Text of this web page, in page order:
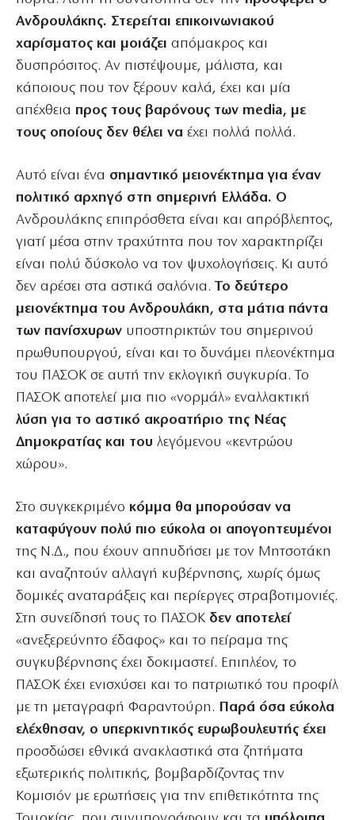
Ανδρουλάκης. Στερείται επικοινωνιακού
χαρίσματος και μοιάζει απόμακρος και
δυσπρόσιτος. Αν πιστέψουμε, μάλιστα, και
κάποιους που τον ξέρουν καλά, έχει και μία
απέχθεια προς τους βαρόνους των media, με
τους οποίους δεν θέλει να έχει πολλά πολλά.
Αυτό είναι ένα σημαντικό μειονέκτημα για έναν
πολιτικό αρχηγό στη σημερινή Ελλάδα. Ο
Ανδρουλάκης επιπρόσθετα είναι και απρόβλεπτος,
γιατί μέσα στην τραχύτητα που τον χαρακτηρίζει
είναι πολύ δύσκολο να τον ψυχολογήσεις. Κι αυτό
δεν αρέσει στα αστικά σαλόνια. Το δεύτερο
μειονέκτημα του Ανδρουλάκη, στα μάτια πάντα
των πανίσχυρων υποστηρικτών του σημερινού
πρωθυπουργού, είναι και το δυνάμει πλεονέκτημα
του ΠΑΣΟΚ σε αυτή την εκλογική συγκυρία. Το
ΠΑΣΟΚ αποτελεί μια πιο «νορμάλ» εναλλακτική
λύση για το αστικό ακροατήριο της Νέας
Δημοκρατίας και του λεγόμενου «κεντρώου
χώρου».
Στο συγκεκριμένο κόμμα θα μπορούσαν να
καταφύγουν πολύ πιο εύκολα οι απογοητευμένοι
της Ν.Δ., που έχουν απηυδήσει με τον Μητσοτάκη
και αναζητούν αλλαγή κυβέρνησης, χωρίς όμως
δομικές αναταράξεις και περίεργες στραβοτιμονιές.
Στη συνείδησή τους το ΠΑΣΟΚ δεν αποτελεί
«ανεξερεύνητο έδαφος» και το πείραμα της
συγκυβέρνησης έχει δοκιμαστεί. Επιπλέον, το
ΠΑΣΟΚ έχει ενισχύσει και το πατριωτικό του προφίλ
με τη μεταγραφή Φαραντούρη. Παρά όσα εύκολα
ελέχθησαν, ο υπερκινητικός ευρωβουλευτής έχει
προσδώσει εθνικά ανακλαστικά στα ζητήματα
εξωτερικής πολιτικής, βομβαρδίζοντας την
Κομισιόν με ερωτήσεις για την επιθετικότητα της